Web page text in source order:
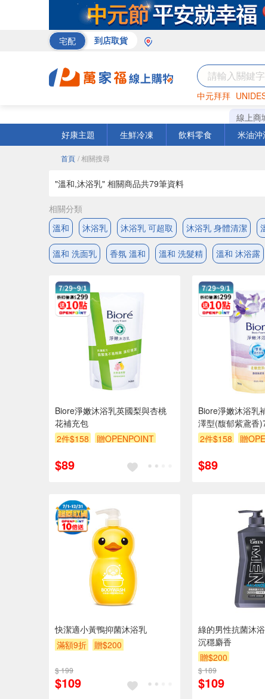
宅配 到店取貨
中元拜拜
罐頭 咖
線上商
好康主題
生鮮冷凍 飲料零食 米油沖
首頁 / 相關搜尋
"溫和,沐浴乳" 相關商品共79筆資料
相關分類
溫和
沐浴乳 沐浴乳 可超取 沐浴乳 身體清潔
溫和 洗面乳 香氛 溫和 溫和 洗髮精 溫和 沐浴露
Biore淨嫩沐浴乳英國梨與杏桃
花補充包
2件$158
贈OPENPOINT
$89
Biore淨嫩沐浴乳
澤型(馥郁紫鳶香
2件$158
贈
$89
快潔適小黃鴨抑菌沐浴乳
滿額9折
贈$200
$ 199
$109
綠的男性抗菌沐
沉穩麝香
贈$200
$ 189
$109